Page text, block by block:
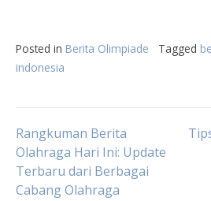
Posted in Berita Olimpiade Tagged
indonesia
Post
navigation
Rangkuman Berita
Olahraga Hari Ini: Update
Terbaru dari Berbagai
Cabang Olahraga